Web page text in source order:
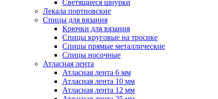
Светящиеся шнурки
Лекала портновские
Спицы для вязания
Крючки для вязания
Спицы круговые на тросике
Спицы прямые металлические
Спицы носочные
Атласная лента
Атласная лента 6 мм
Атласная лента 10 мм
Атласная лента 12 мм